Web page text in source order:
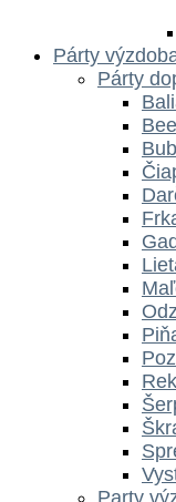
Párty
Párty
Party